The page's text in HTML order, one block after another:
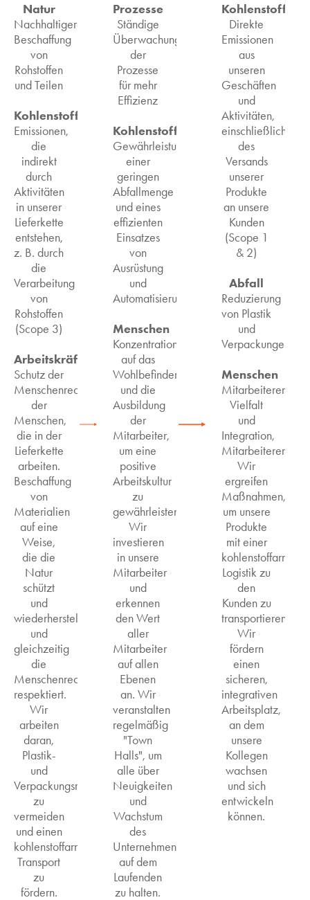
Natur
Nachhaltigere
Beschaffung
von
Rohstoffen
und Teilen
Kohlenstoff
Emissionen,
die
indirekt
durch
Aktivitäten
in unserer
Lieferkette
entstehen,
z. B. durch
die
Verarbeitung
von
Rohstoffen
(Scope 3)
Arbeitskräfte
Schutz der
Menschenrechte
der
Menschen,
die in der
Lieferkette
arbeiten.
Beschaffung
von
Materialien
auf eine
Weise,
die die
Natur
schützt
und
wiederherstellt
und
gleichzeitig
die
Menschenrechte
respektiert.
Wir
arbeiten
daran,
Plastik-
und
Verpackungsmüll
zu
vermeiden
und einen
kohlenstoffarmen
Transport
zu
fördern.
Prozesse
Ständige
Überwachung
der
Prozesse
für mehr
Effizienz
Kohlenstoff
Gewährleistung
einer
geringen
Abfallmenge
und eines
effizienten
Einsatzes
von
Ausrüstung
und
Automatisierung
Menschen
Konzentration
auf das
Wohlbefinden
und die
Ausbildung
der
Mitarbeiter,
um eine
positive
Arbeitskultur
zu
gewährleisten.
Wir
investieren
in unsere
Mitarbeiter
und
erkennen
den Wert
aller
Mitarbeiter
auf allen
Ebenen
an. Wir
veranstalten
regelmäßig
"Town
Halls", um
alle über
Neuigkeiten
und
Wachstum
des
Unternehmens
auf dem
Laufenden
zu halten.
Kohlenstoff
Direkte
Emissionen
aus
unseren
Geschäften
und
Aktivitäten,
einschließlich
des
Versands
unserer
Produkte
an unsere
Kunden
(Scope 1
& 2)
Abfall
Reduzierung
von Plastik
und
Verpackungen
Menschen
Vielfalt
und
Integration,
Wir
ergreifen
Maßnahmen,
um unsere
Produkte
mit einer
kohlenstoffarmen
Logistik zu
den
Kunden zu
transportieren.
Wir
fördern
einen
sicheren,
integrativen
Arbeitsplatz,
an dem
unsere
Kollegen
wachsen
und sich
entwickeln
können.